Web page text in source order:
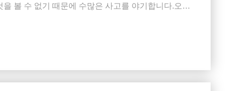
볼 수 없기 때문에 수많은 사고를 야기합니다.오른
들어갈 때,운전자는 반응 ...